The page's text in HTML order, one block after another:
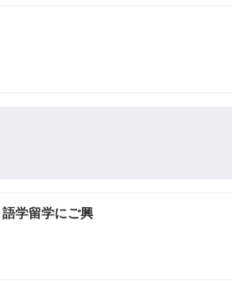
学留学にご興